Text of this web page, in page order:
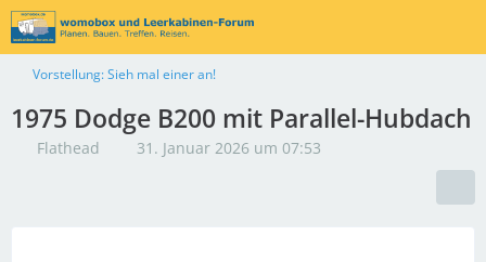
Vorstellung: Sieh mal einer an!
1975 Dodge B200 mit Parallel-Hubdach
Flathead 31. Januar 2026 um 07:53